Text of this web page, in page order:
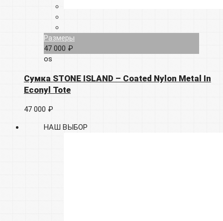
Размеры
47 000 ₽
os
Сумка STONE ISLAND – Coated Nylon Metal In
Econyl Tote
47 000 ₽
НАШ ВЫБОР